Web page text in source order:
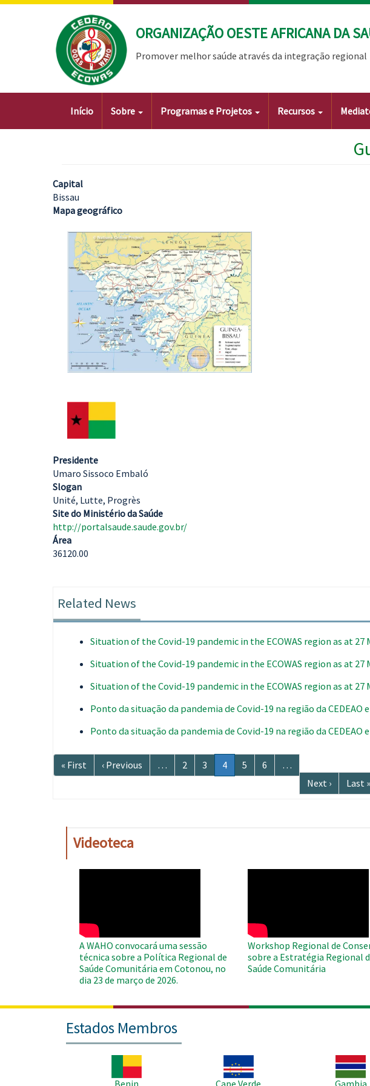
Passar
ORGANIZAÇÃO OESTE AFRICANA DA
Promover melhor saúde através da integração regional
Main
Início Sobre Programas e Projetos Recursos
Capital
Bissau
Mapa geográfico
Imagem
Presidente
Umaro Sissoco Embaló
Slogan
Unité, Lutte, Progrès
Site do Ministério da Saúde
http://portalsaude.saude.gov.br/
Área
36120.00
Related News
Situation of the Covid-19 pandemic in the ECOWAS region as at 27
Situation of the Covid-19 pandemic in the ECOWAS region as at 27
Situation of the Covid-19 pandemic in the ECOWAS region as at 27
Ponto da situação da pandemia de Covid-19 na região da CEDEAO
Ponto da situação da pandemia de Covid-19 na região da CEDEAO
Paginação
Primeira
página
« First
Página
anterior
‹ Previous … Página
2 Página
3
Página
atual
4 Página
5 Página
6
…
Próxima
página
Next ›
Última
Last »
Videoteca
A WAHO convocará uma sessão
técnica sobre a Política Regional de
Saúde Comunitária em Cotonou, no
dia 23 de março de 2026.
Workshop Regional de
sobre a Estratégia Regional
Saúde Comunitária
Estados Membros
Imagem